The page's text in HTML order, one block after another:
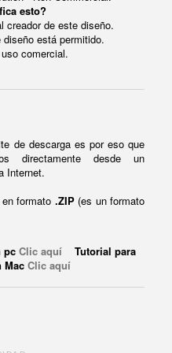
esto?
creador de este diseño.
está permitido.
comercial.
de descarga es por eso que
directamente desde un
Internet.
formato .ZIP(es un formato
pc Clic aquí Tutorial para
Mac Clic aquí